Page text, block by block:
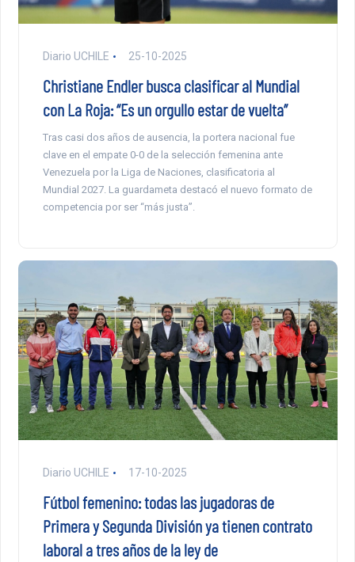
Diario UCHILE 25-10-2025
Christiane Endler busca clasificar al Mundial
con La Roja: “Es un orgullo estar de vuelta”
Tras casi dos años de ausencia, la portera nacional fue
clave en el empate 0-0 de la selección femenina ante
Venezuela por la Liga de Naciones, clasificatoria al
Mundial 2027. La guardameta destacó el nuevo formato de
competencia por ser “más justa”.
Diario UCHILE 17-10-2025
Fútbol femenino: todas las jugadoras de
Primera y Segunda División ya tienen contrato
laboral a tres años de la ley de